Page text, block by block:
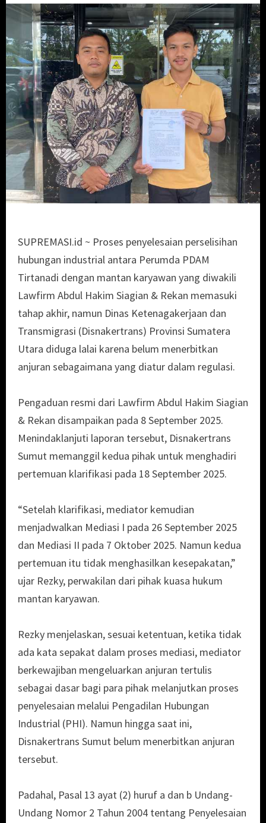
SUPREMASI.id ~ Proses penyelesaian perselisihan
hubungan industrial antara Perumda PDAM
Tirtanadi dengan mantan karyawan yang diwakili
Lawfirm Abdul Hakim Siagian & Rekan memasuki
tahap akhir, namun Dinas Ketenagakerjaan dan
Transmigrasi (Disnakertrans) Provinsi Sumatera
Utara diduga lalai karena belum menerbitkan
anjuran sebagaimana yang diatur dalam regulasi.
Pengaduan resmi dari Lawfirm Abdul Hakim Siagian
& Rekan disampaikan pada 8 September 2025.
Menindaklanjuti laporan tersebut, Disnakertrans
Sumut memanggil kedua pihak untuk menghadiri
pertemuan klarifikasi pada 18 September 2025.
“Setelah klarifikasi, mediator kemudian
menjadwalkan Mediasi I pada 26 September 2025
dan Mediasi II pada 7 Oktober 2025. Namun kedua
pertemuan itu tidak menghasilkan kesepakatan,”
ujar Rezky, perwakilan dari pihak kuasa hukum
mantan karyawan.
Rezky menjelaskan, sesuai ketentuan, ketika tidak
ada kata sepakat dalam proses mediasi, mediator
berkewajiban mengeluarkan anjuran tertulis
sebagai dasar bagi para pihak melanjutkan proses
penyelesaian melalui Pengadilan Hubungan
Industrial (PHI). Namun hingga saat ini,
Disnakertrans Sumut belum menerbitkan anjuran
tersebut.
Padahal, Pasal 13 ayat (2) huruf a dan b Undang-
Undang Nomor 2 Tahun 2004 tentang Penyelesaian